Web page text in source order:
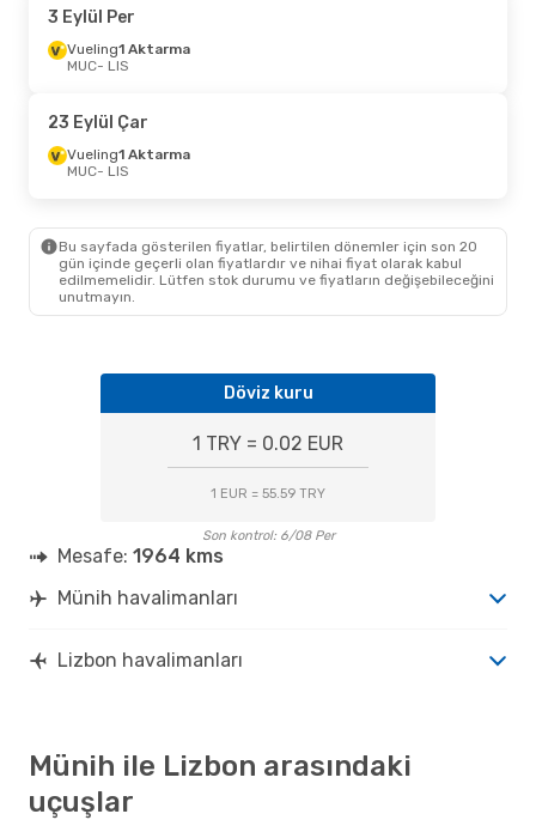
Vueling1 Aktarma
LIS- MUC
Eurowings1 Aktarma
MUC- LIS
Vueling1 Aktarma
LIS- MUC
18 Ağustos Sal- 20 Ağustos Per
TAP PortugalDirekt
MUC- LIS
TAP Portugal Direkt
LIS- MUC
3 Eylül Per
Vueling1 Aktarma
MUC- LIS
23 Eylül Çar
Vueling1 Aktarma
MUC- LIS
Bu sayfada gösterilen fiyatlar, belirtilen dönemler için son 20
gün içinde geçerli olan fiyatlardır ve nihai fiyat olarak kabul
edilmemelidir. Lütfen stok durumu ve fiyatların değişebileceğini
unutmayın.
Döviz kuru
1 TRY = 0.02 EUR
1 EUR = 55.59 TRY
Son kontrol: 6/08 Per
Mesafe: 1964 kms
Münih havalimanları
Lizbon havalimanları
Münih ile Lizbon arasındaki
uçuşlar